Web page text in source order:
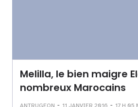
Melilla, le bien maigre
nombreux Marocains
ANTRUGEON 11 JANVIER 2016 17 H 05